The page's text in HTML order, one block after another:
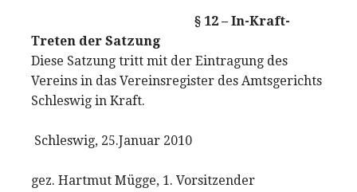
§ 12 – In-Kraft-
Treten der Satzung
Diese Satzung tritt mit der Eintragung des
Vereins in das Vereinsregister des Amtsgerichts
Schleswig in Kraft.
Schleswig, 25.Januar 2010
gez. Hartmut Mügge, 1. Vorsitzender